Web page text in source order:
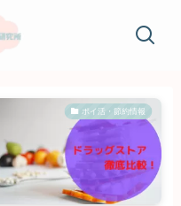
ポイ活・節約情報